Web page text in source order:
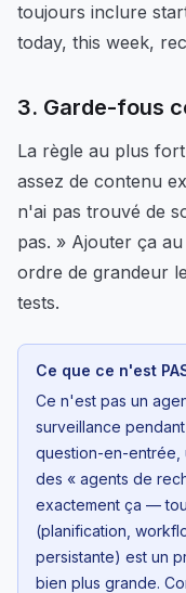
toujours inclure
today, this week,
3. Garde-fous
La règle au plus
assez de contenu
n'ai pas trouvé de
pas. » Ajouter ça
ordre de grandeur
tests.
Ce que ce n'est
Ce n'est pas un
surveillance
question-en-entrée,
des « agents de
exactement ça —
(planification,
persistante) est un
bien plus grande.